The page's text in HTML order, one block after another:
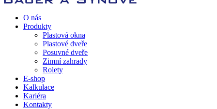
O nás
Produkty
Plastová okna
Plastové dveře
Posuvné dveře
Zimní zahrady
Rolety
E-shop
Kalkulace
Kariéra
Kontakty